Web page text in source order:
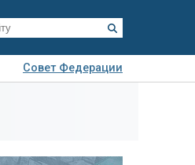
Совет Федерации